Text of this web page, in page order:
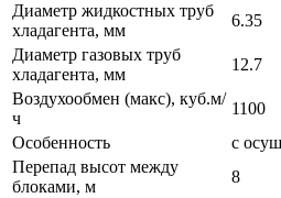
Диаметр жидкостных труб
хладагента, мм
6.35
Диаметр газовых труб
хладагента, мм
12.7
Воздухообмен (макс), куб.м/
ч
1100
Особенность
с
Перепад высот между
блоками, м
8